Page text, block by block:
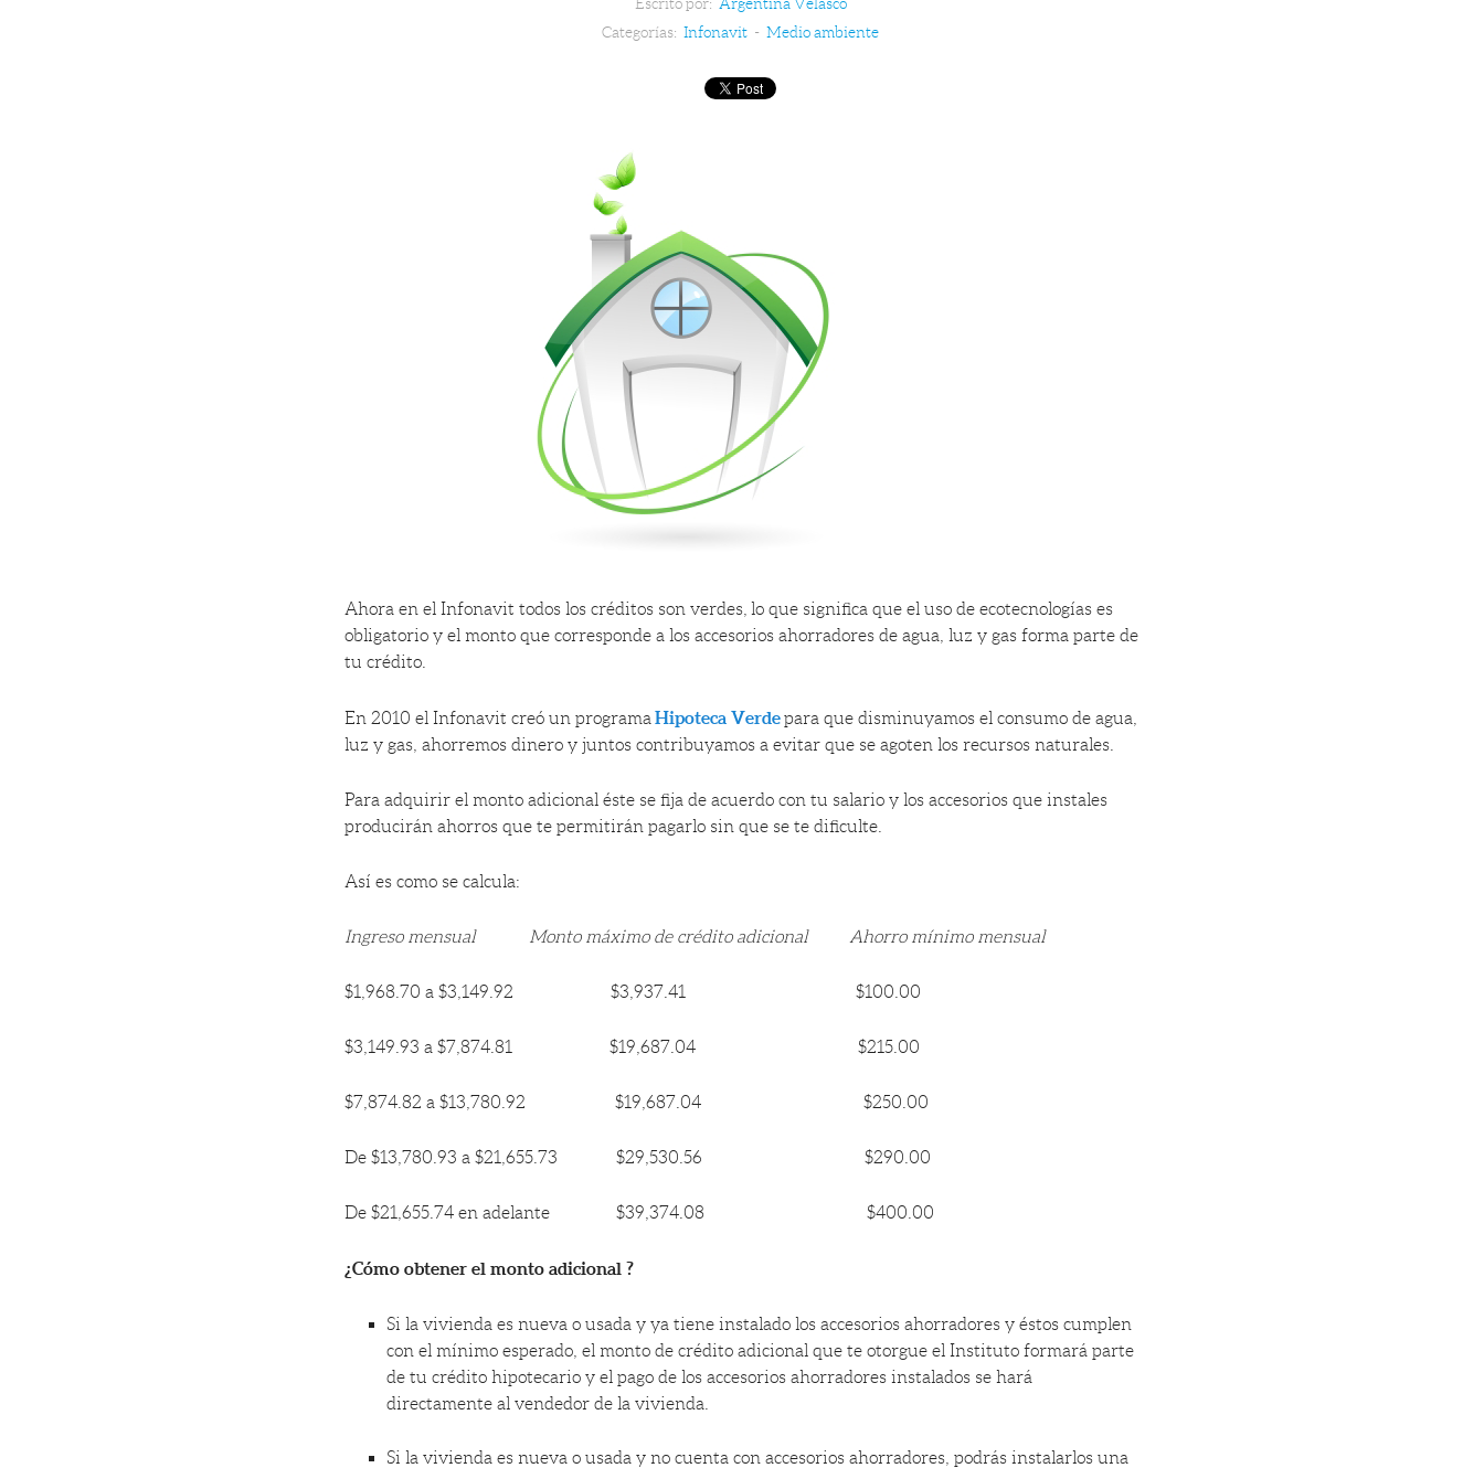
Categorías: Infonavit - Medio ambiente
Ahora en el Infonavit todos los créditos son verdes, lo que significa que el uso de ecotecnologías es
obligatorio y el monto que corresponde a los accesorios ahorradores de agua, luz y gas forma parte de
tu crédito.
En 2010 el Infonavit creó un programaHipoteca Verdepara que disminuyamos el consumo de agua,
luz y gas, ahorremos dinero y juntos contribuyamos a evitar que se agoten los recursos naturales.
Para adquirir el monto adicional éste se fija de acuerdo con tu salario y los accesorios que instales
producirán ahorros que te permitirán pagarlo sin que se te dificulte.
Así es como se calcula:
Ingreso mensual Monto máximo de crédito adicional Ahorro mínimo mensual
$1,968.70 a $3,149.92 $3,937.41 $100.00
$3,149.93 a $7,874.81 $19,687.04 $215.00
$7,874.82 a $13,780.92 $19,687.04 $250.00
De $13,780.93 a $21,655.73 $29,530.56 $290.00
De $21,655.74 en adelante $39,374.08 $400.00
¿Cómo obtener el monto adicional ?
Si la vivienda es nueva o usada y ya tiene instalado los accesorios ahorradores y éstos cumplen
con el mínimo esperado, el monto de crédito adicional que te otorgue el Instituto formará parte
de tu crédito hipotecario y el pago de los accesorios ahorradores instalados se hará
directamente al vendedor de la vivienda.
Si la vivienda es nueva o usada y no cuenta con accesorios ahorradores, podrás instalarlos una